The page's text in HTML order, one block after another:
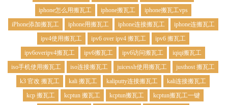
iphone怎么用搬瓦工
iphone搬瓦工
iphone搬瓦工vps
iPhone添加搬瓦工
iphone用搬瓦工 iphone连接搬瓦工
iphone连搬瓦工
ipv4使用搬瓦工
ipv6 over ipv4 搬瓦工
ipv6 搬瓦工
ipv6overipv4搬瓦工
ipv6搬瓦工 ipv6访问搬瓦工
iqiqi搬瓦工
iso手机使用搬瓦工
iso连接搬瓦工 juicessh使用搬瓦工
justhost 搬瓦工
k3 官改 搬瓦工
kali 搬瓦工 kaliputty连接搬瓦工
kali连接搬瓦工
kcp 搬瓦工
kcptun 搬瓦工 kcptun搬瓦工
kcptun搬瓦工一键